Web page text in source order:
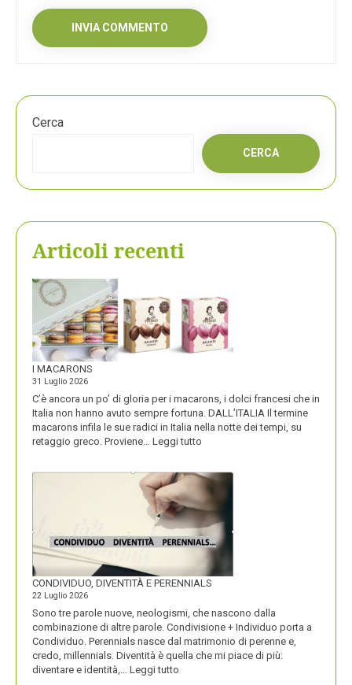
Cerca
CERCA
Articoli recenti
I MACARONS
31 Luglio 2026
C’è ancora un po’ di gloria per i macarons, i dolci francesi che in
Italia non hanno avuto sempre fortuna. DALL’ITALIA Il termine
macarons infila le sue radici in Italia nella notte dei tempi, su
retaggio greco. Proviene… Leggi tutto
MACARONS
CONDIVIDUO, DIVENTITÀ E PERENNIALS
22 Luglio 2026
Sono tre parole nuove, neologismi, che nascono dalla
combinazione di altre parole. Condivisione + Individuo porta a
Condividuo. Perennials nasce dal matrimonio di perenne e,
credo, millennials. Diventità è quella che mi piace di più:
diventare e identità,… Leggi tutto